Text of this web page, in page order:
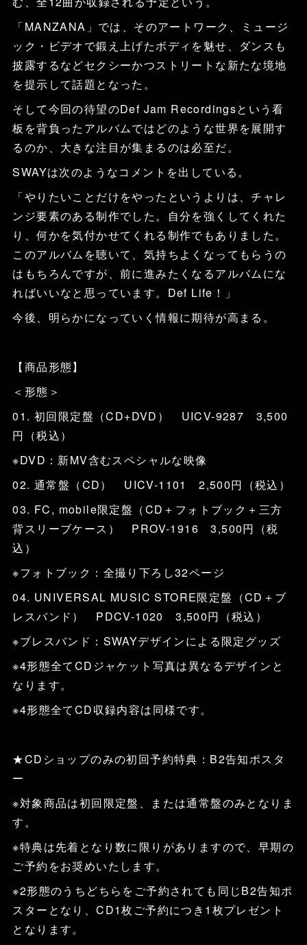
「MANZANA」では、そのアートワーク、ミュージ
ック・ビデオで鍛え上げたボディを魅せ、ダンスも
披露するなどセクシーかつストリートな新たな境地
を提示して話題となった。
そして今回の待望のDef Jam Recordingsという看
板を背負ったアルバムではどのような世界を展開す
るのか、大きな注目が集まるのは必至だ。
SWAYは次のようなコメントを出している。
「やりたいことだけをやったというよりは、チャレ
ンジ要素のある制作でした。自分を強くしてくれた
り、何かを気付かせてくれる制作でもありました。
このアルバムを聴いて、気持ちよくなってもらうの
はもちろんですが、前に進みたくなるアルバムにな
ればいいなと思っています。Def Life！」
今後、明らかになっていく情報に期待が高まる。
【商品形態】
＜形態＞
01. 初回限定盤（CD+DVD） UICV-9287 3,500
円（税込）
※DVD：新MV含むスペシャルな映像
02. 通常盤（CD） UICV-1101 2,500円（税込）
03. FC, mobile限定盤（CD＋フォトブック＋三方
背スリーブケース） PROV-1916 3,500円（税
込）
※フォトブック：全撮り下ろし32ページ
04. UNIVERSAL MUSIC STORE限定盤（CD＋ブ
レスバンド） PDCV-1020 3,500円（税込）
※ブレスバンド：SWAYデザインによる限定グッズ
※4形態全てCDジャケット写真は異なるデザインと
なります。
※4形態全てCD収録内容は同様です。
★CDショップのみの初回予約特典：B2告知ポスタ
ー
※対象商品は初回限定盤、または通常盤のみとなりま
す。
※特典は先着となり数に限りがありますので、早期の
ご予約をお奨めいたします。
※2形態のうちどちらをご予約されても同じB2告知ポ
スターとなり、CD1枚ご予約につき1枚プレゼント
となります。